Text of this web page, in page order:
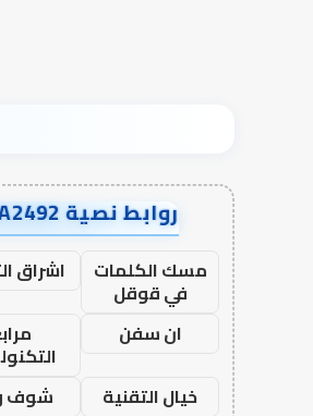
روابط نصية AA2492
مسك الكلمات
في قوقل
اشراق
ان سفن
خيال التقنية
شوف